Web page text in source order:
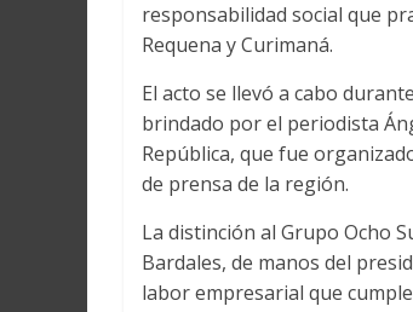
responsabilidad social que
Requena y Curimaná.
El acto se llevó a cabo
brindado por el periodista
República, que fue
de prensa de la región.
La distinción al Grupo Ocho
Bardales, de manos del
labor empresarial que